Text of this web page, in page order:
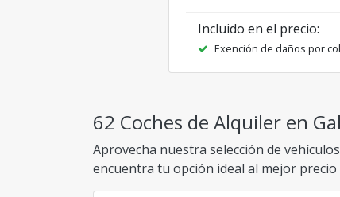
Incluido en el precio:
Exención de daños por
62 Coches de Alquiler en
Aprovecha nuestra selección de
encuentra tu opción ideal al mejor